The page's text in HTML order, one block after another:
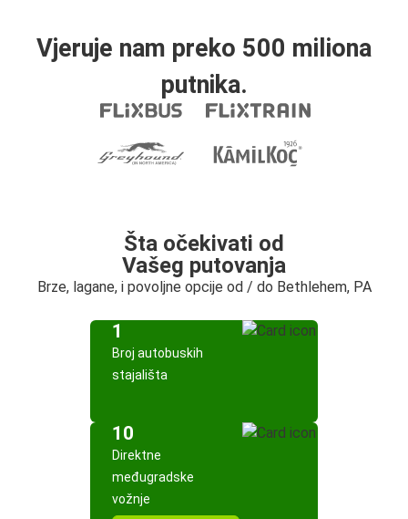
Vjeruje nam preko 500 miliona
putnika.
Šta očekivati od
Vašeg putovanja
Brze, lagane, i povoljne opcije od / do Bethlehem, PA
1
Broj autobuskih
stajališta
10
Direktne
međugradske
vožnje